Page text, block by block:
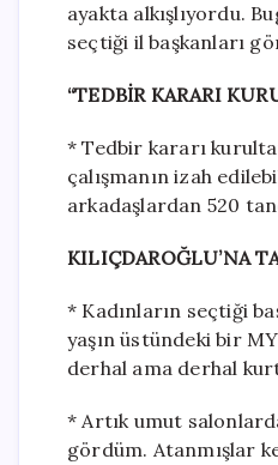
ayakta alkışlıyordu.
seçtiği il başkanları
“TEDBİR KARARI
* Tedbir kararı
çalışmanın izah
arkadaşlardan 520
KILIÇDAROĞLU’NA
* Kadınların seçtiği
yaşın üstündeki bir
derhal ama derhal
* Artık umut
gördüm. Atanmışlar